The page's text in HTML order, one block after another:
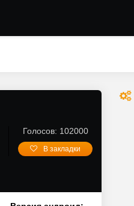
Голосов: 102000
В закладки